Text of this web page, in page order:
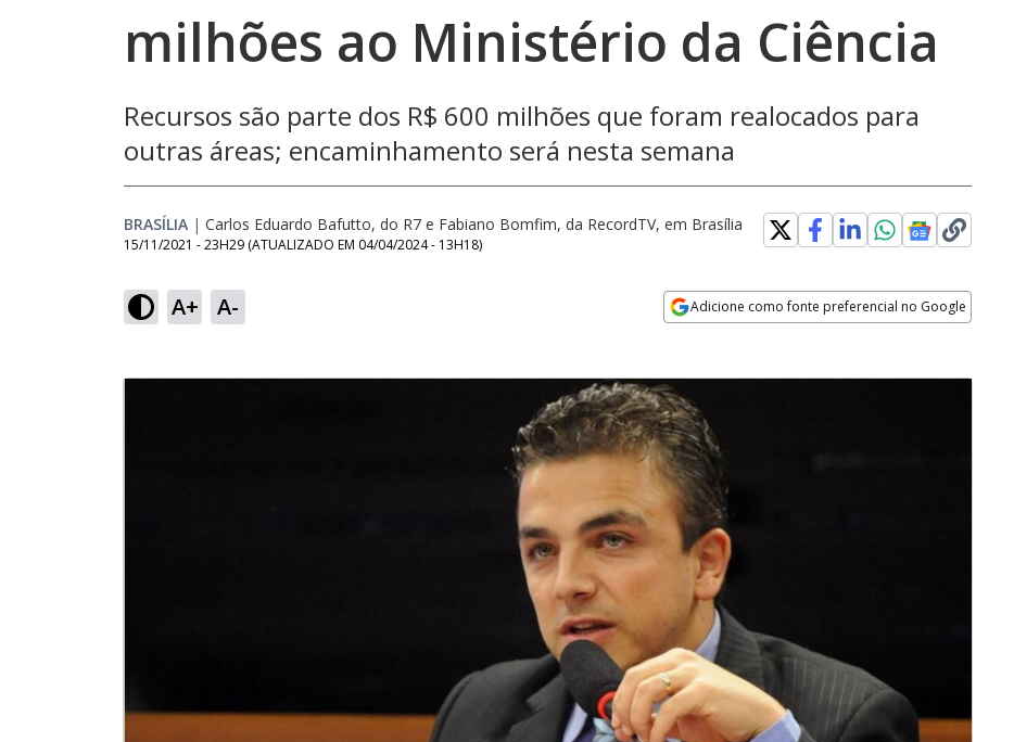
milhões ao Ministério da Ciência
Recursos são parte dos R$ 600 milhões que foram realocados para
outras áreas; encaminhamento será nesta semana
BRASÍLIA | Carlos Eduardo Bafutto, do R7 e Fabiano Bomfim, da RecordTV, em Brasília
15/11/2021 - 23H29 (ATUALIZADO EM 04/04/2024 - 13H18)
A+ A- Adicione como fonte preferencial no Google